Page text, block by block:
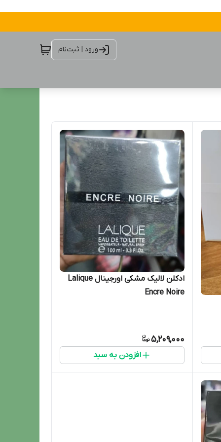
ورود | ثبت‌نام
ادکلن لالیک مشکی اورجینال Lalique
Encre Noire
5,209,000
افزودن به سبد